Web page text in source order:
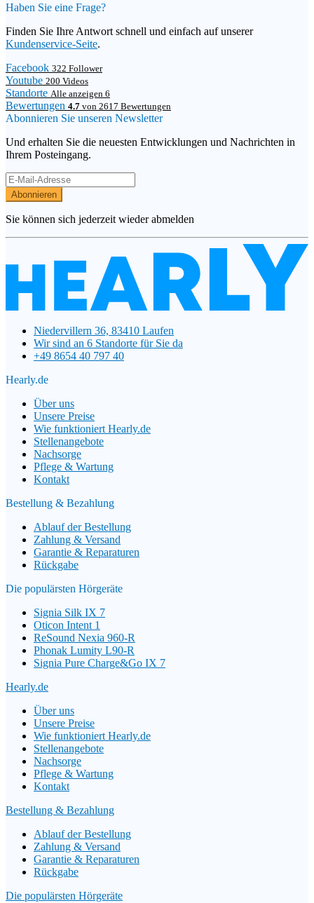
Haben Sie eine Frage?
Finden Sie Ihre Antwort schnell und einfach auf unserer
Kundenservice-Seite.
Facebook 322 Follower
Youtube 200 Videos
Standorte Alle anzeigen 6
Bewertungen 4.7 von 2617 Bewertungen
Abonnieren Sie unseren Newsletter
Und erhalten Sie die neuesten Entwicklungen und Nachrichten in
Ihrem Posteingang.
Abonnieren
Sie können sich jederzeit wieder abmelden
Niedervillern 36, 83410 Laufen
Wir sind an 6 Standorte für Sie da
+49 8654 40 797 40
Hearly.de
Über uns
Unsere Preise
Wie funktioniert Hearly.de
Stellenangebote
Nachsorge
Pflege & Wartung
Kontakt
Bestellung & Bezahlung
Ablauf der Bestellung
Zahlung & Versand
Garantie & Reparaturen
Rückgabe
Die populärsten Hörgeräte
Signia Silk IX 7
Oticon Intent 1
ReSound Nexia 960-R
Phonak Lumity L90-R
Signia Pure Charge&Go IX 7
Hearly.de
Über uns
Unsere Preise
Wie funktioniert Hearly.de
Stellenangebote
Nachsorge
Pflege & Wartung
Kontakt
Bestellung & Bezahlung
Ablauf der Bestellung
Zahlung & Versand
Garantie & Reparaturen
Rückgabe
Die populärsten Hörgeräte